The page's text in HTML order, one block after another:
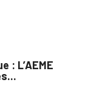
: L’AEME